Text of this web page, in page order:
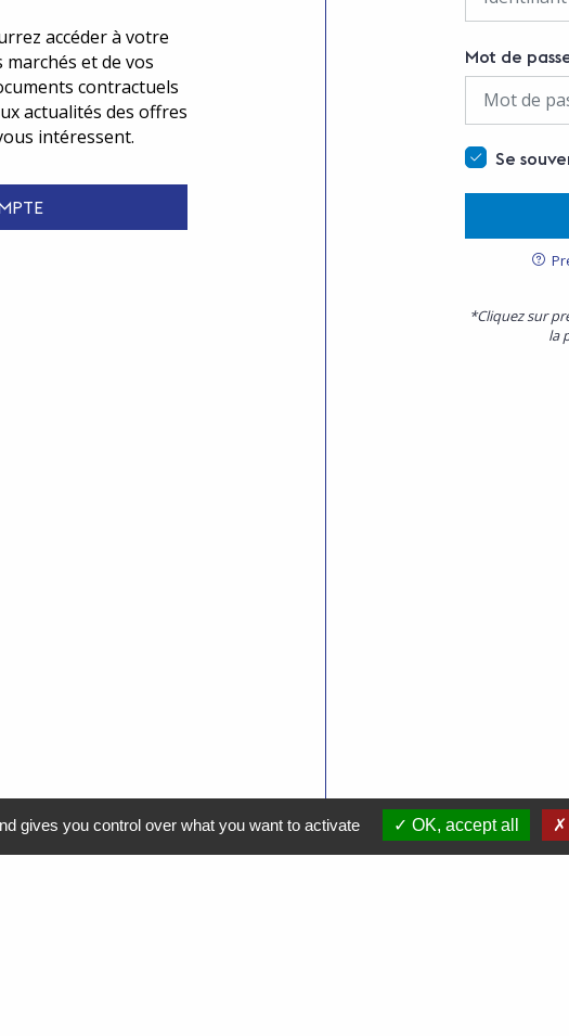
accéder à votre
et de vos
contractuels
actualités des offres
intéressent.
Mot de
Se
*Cliquez sur
la
gives you control over what you want to activate OK, accept all